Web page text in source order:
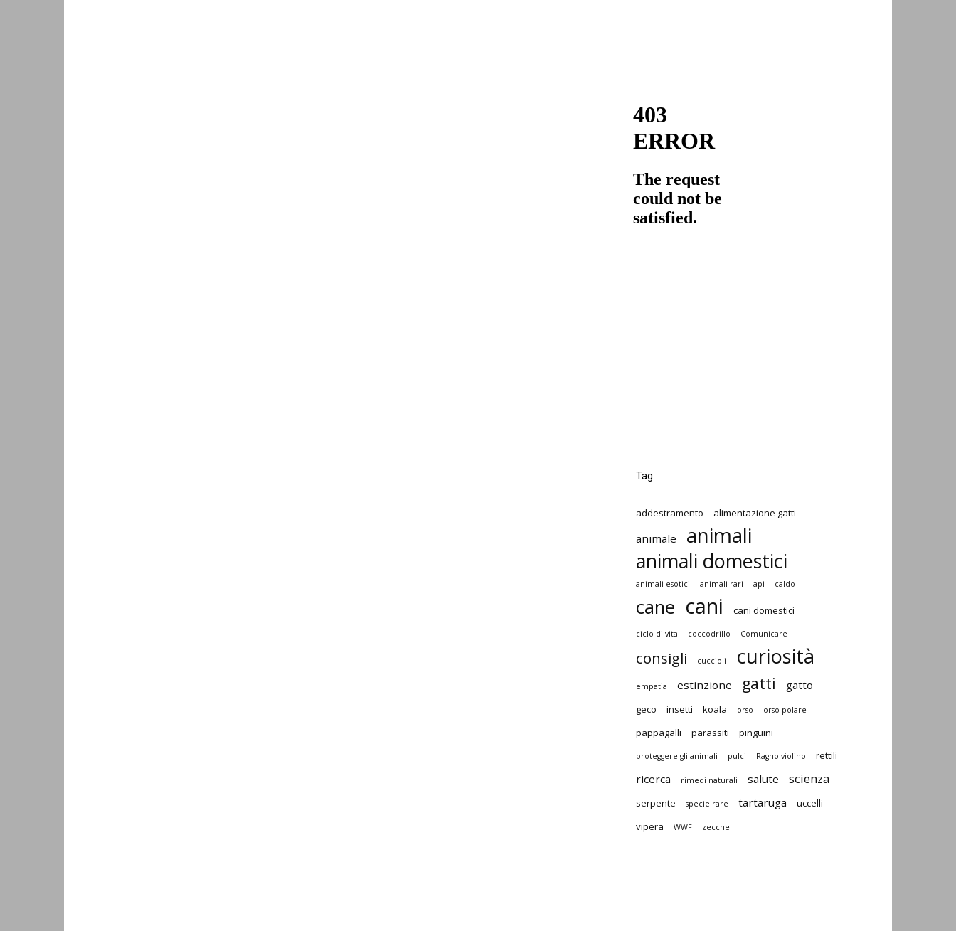
Tag
addestramento alimentazione gatti
animale animali
animali domestici
animali esotici animali rari api caldo
cane cani cani domestici
ciclo di vita coccodrillo Comunicare
consigli cuccioli curiosità
empatia estinzione gatti gatto
geco insetti koala orso orso polare
pappagalli parassiti pinguini
proteggere gli animali pulci Ragno violino rettili
ricerca rimedi naturali salute scienza
serpente specie rare tartaruga
uccelli
vipera
WWF zecche